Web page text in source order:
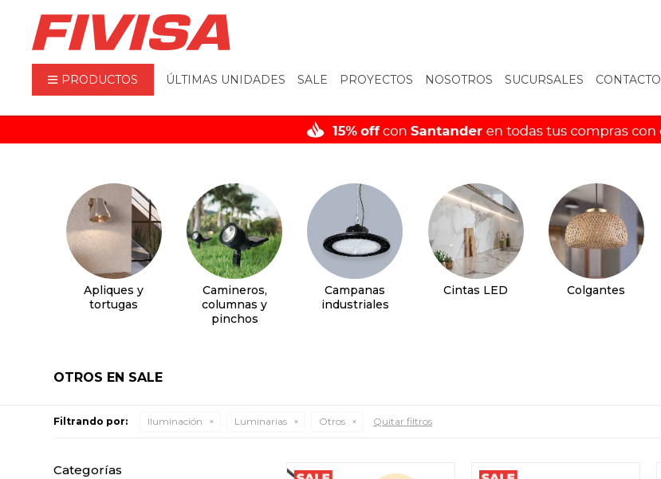
PRODUCTOS ÚLTIMAS UNIDADES SALE PROYECTOS NOSOTROS SUCURSALES CONTACTO
Apliques y
tortugas
Camineros,
columnas y
pinchos
Campanas
industriales
Cintas LED Colgantes
OTROS EN SALE
Filtrando por: Iluminación Luminarias Otros Quitar filtros
Categorías